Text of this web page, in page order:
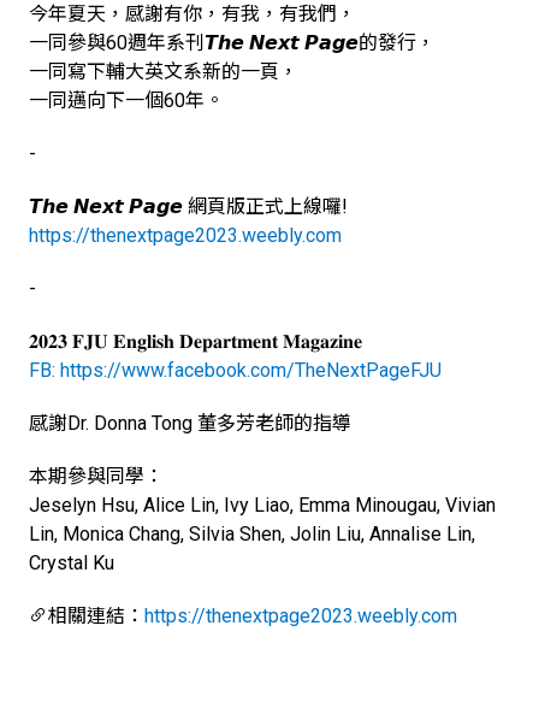
​今年夏天，感謝有你，有我，有我們，
一同參與60週年系刊𝙏𝙝𝙚 𝙉𝙚𝙭𝙩 𝙋𝙖𝙜𝙚的發行，
一同寫下輔大英文系新的一頁，
一同邁向下一個60年。
-
𝙏𝙝𝙚 𝙉𝙚𝙭𝙩 𝙋𝙖𝙜𝙚 網頁版正式上線囉!
https://thenextpage2023.weebly.com
​-
𝟐𝟎𝟐𝟑 𝐅𝐉𝐔 𝐄𝐧𝐠𝐥𝐢𝐬𝐡 𝐃𝐞𝐩𝐚𝐫𝐭𝐦𝐞𝐧𝐭 𝐌𝐚𝐠𝐚𝐳𝐢𝐧𝐞
FB: https://www.facebook.com/TheNextPageFJU
感謝Dr. Donna Tong 董多芳老師的指導
本期參與同學：
Jeselyn Hsu, Alice Lin, Ivy Liao, Emma Minougau, Vivian
Lin, Monica Chang, Silvia Shen, Jolin Liu, Annalise Lin,
Crystal Ku
相關連結： https://thenextpage2023.weebly.com